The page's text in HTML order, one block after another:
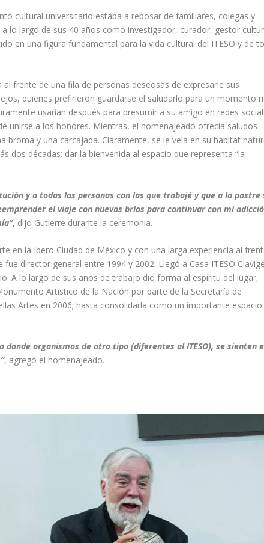
cultural universitario estaba a rebosar de familiares, colegas y
lo largo de sus 40 años como investigador, curador, gestor
en una figura fundamental para la vida cultural del ITESO y de
frente de una fila de personas deseosas de expresarle sus
quienes prefirieron guardarse el saludarlo para un momento
usarían después para presumir a su amigo en redes
unirse a los honores. Mientras, el homenajeado ofrecía saludos
broma y una carcajada. Claramente, se le veía en su hábitat
dos décadas: dar la bienvenida al espacio que representa “la
y a todas las personas con las que trabajé y que a la postre
el viaje con nuevos bríos para continuar con mi
, dijo Gutierre durante la ceremonia.
en la Ibero Ciudad de México y con una larga experiencia al
director general entre 1994 y 2002. Llegó a Casa ITESO
A lo largo de sus años de trabajo dio forma al espíritu del lugar,
Artístico de la Nación por parte de la Secretaría de
Artes en 2006; hasta consolidarla como un importante espacio
donde organismos de otro tipo (diferentes al ITESO), se sienten
, agregó el homenajeado.